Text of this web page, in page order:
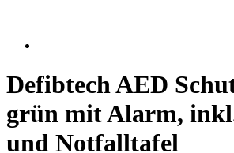
Defibtech AED
grün mit Alarm,
und Notfalltafel